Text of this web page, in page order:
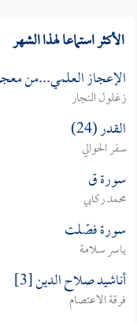
الأكثر استماعا لهذا الشهر
الإعجاز العلمي...من
زغلول النجار
القدر (24)
سفر الحوالي
سورة ق
محمد ركابي
سورة فصّلت
ياسر سلامة
أناشيد صلاح الدين [3]
فرقة الاعتصام